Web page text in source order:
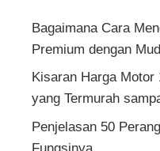
Bagaimana Cara
Premium dengan
Kisaran Harga
yang Termurah
Penjelasan 50
Fungsinya